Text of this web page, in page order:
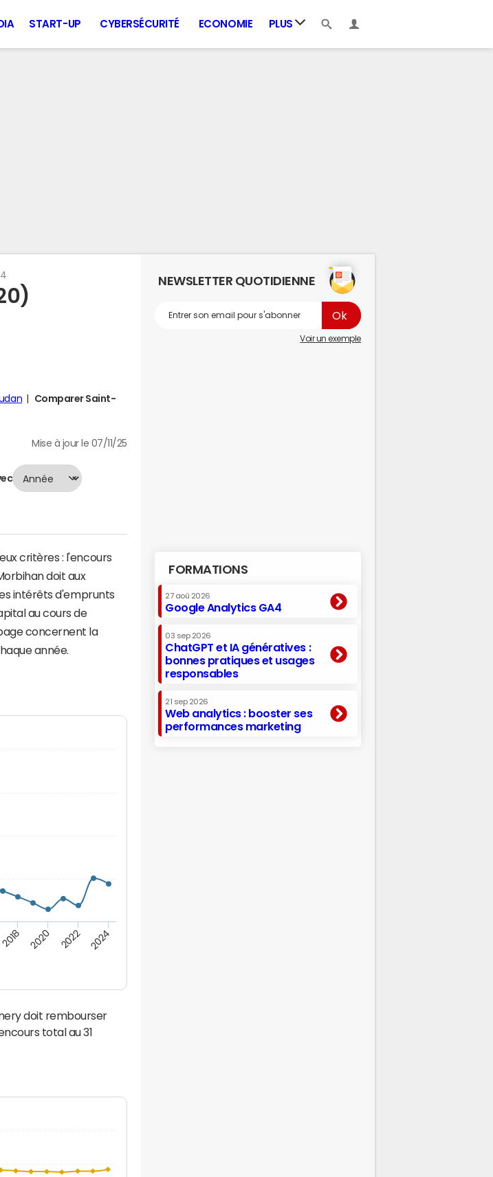
START-UP CYBERSÉCURITÉ ECONOMIE PLUS
Comparer Saint-
Mise à jour le 07/11/25
critères : l'encours
doit aux
intérêts d'emprunts
au cours de
concernent la
année.
2018 2020 2022 2024
doit rembourser
total au 31
NEWSLETTER QUOTIDIENNE
Voir un exemple
FORMATIONS
27 aoû 2026
Google Analytics GA4
03 sep 2026
ChatGPT et IA génératives :
bonnes pratiques et usages
responsables
21 sep 2026
Web analytics : booster ses
performances marketing